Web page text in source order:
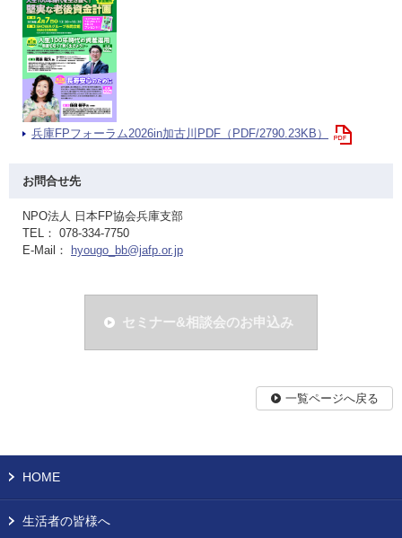
兵庫FPフォーラム2026in加古川PDF（PDF/2790.23KB）
お問合せ先
NPO法人 日本FP協会兵庫支部
TEL： 078-334-7750
E-Mail：
hyougo_bb@jafp.or.jp
セミナー&相談会のお申込み
一覧ページへ戻る
HOME
生活者の皆様へ